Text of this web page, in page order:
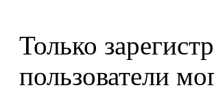
Только
пользователи